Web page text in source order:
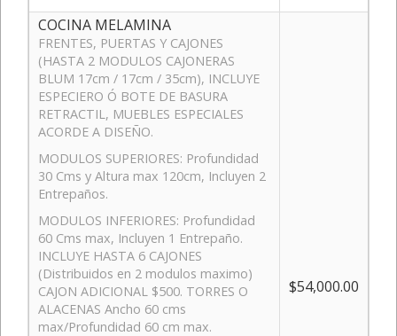
COCINA MELAMINA
FRENTES, PUERTAS Y CAJONES
(HASTA 2 MODULOS CAJONERAS
BLUM 17cm / 17cm / 35cm), INCLUYE
ESPECIERO Ó BOTE DE BASURA
RETRACTIL, MUEBLES ESPECIALES
ACORDE A DISEÑO.
MODULOS SUPERIORES: Profundidad
30 Cms y Altura max 120cm, Incluyen 2
Entrepaños.
MODULOS INFERIORES: Profundidad
60 Cms max, Incluyen 1 Entrepaño.
INCLUYE HASTA 6 CAJONES
(Distribuidos en 2 modulos maximo)
CAJON ADICIONAL $500. TORRES O
ALACENAS Ancho 60 cms
max/Profundidad 60 cm max.
$54,000.00